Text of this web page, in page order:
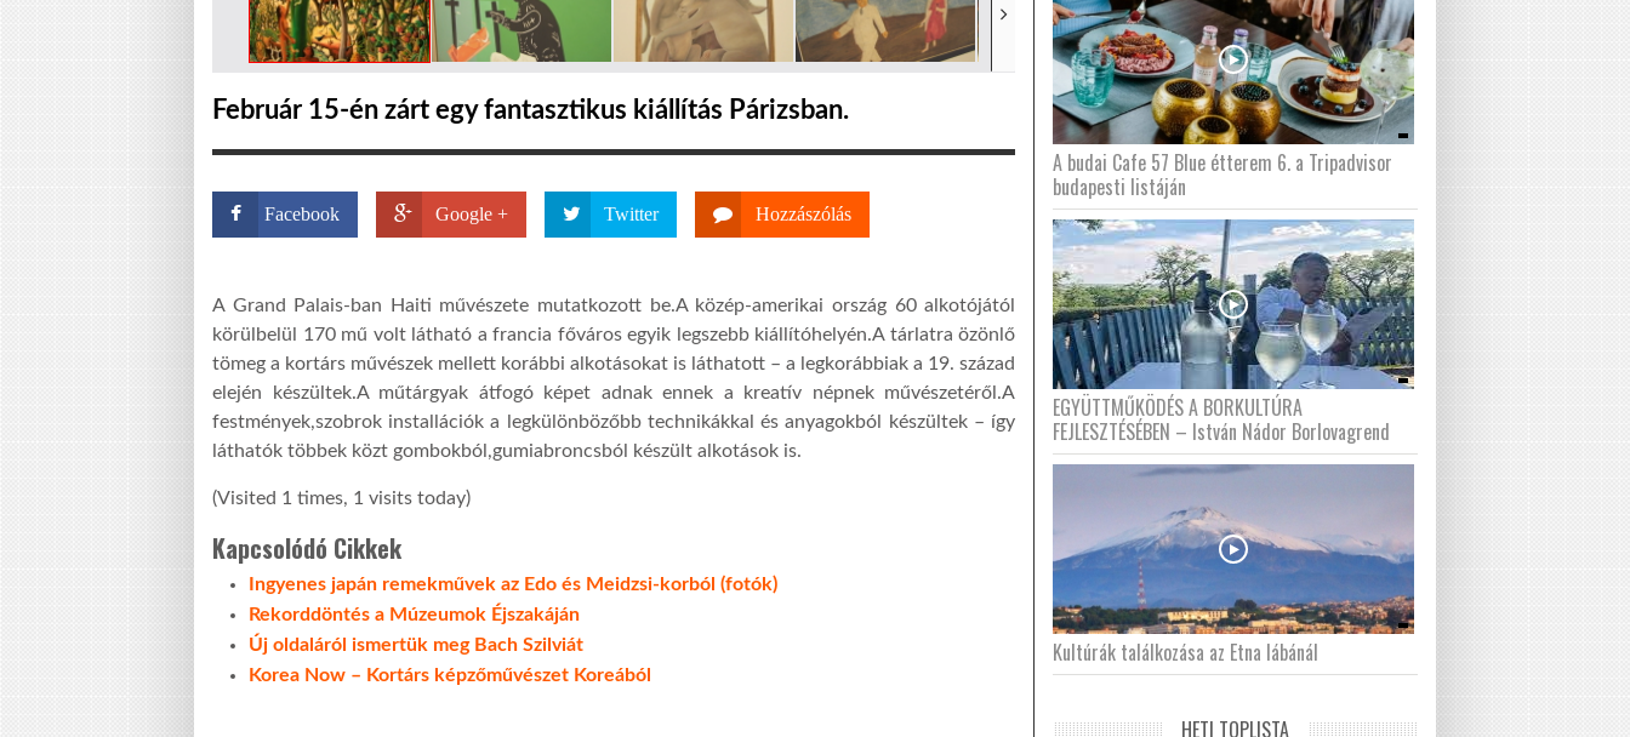
Február 15-én zárt egy fantasztikus kiállítás Párizsban.
Facebook Google + Twitter Hozzászólás
A Grand Palais-ban Haiti művészete mutatkozott be.A közép-amerikai ország 60 alkotójától
körülbelül 170 mű volt látható a francia főváros egyik legszebb kiállítóhelyén.A tárlatra özönlő
tömeg a kortárs művészek mellett korábbi alkotásokat is láthatott – a legkorábbiak a 19. század
elején készültek.A műtárgyak átfogó képet adnak ennek a kreatív népnek művészetéről.A
festmények,szobrok installációk a legkülönbözőbb technikákkal és anyagokból készültek – így
láthatók többek közt gombokból,gumiabroncsból készült alkotások is.
(Visited 1 times, 1 visits today)
Kapcsolódó Cikkek
Ingyenes japán remekművek az Edo és Meidzsi-korból (fotók)
Rekorddöntés a Múzeumok Éjszakáján
Új oldaláról ismertük meg Bach Szilviát
Korea Now – Kortárs képzőművészet Koreából
A budai Cafe 57 Blue étterem 6. a Tripadvisor
budapesti listáján
EGYÜTTMŰKÖDÉS A BORKULTÚRA
FEJLESZTÉSÉBEN – István Nádor Borlovagrend
Kultúrák találkozása az Etna lábánál
HETI TOPLISTA